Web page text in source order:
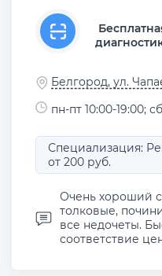
Белгород, ул.
пн-пт 10:00-19:00;
Специализация:
от 200 руб.
Очень хороший
толковые,
все недочеты.
соответствие